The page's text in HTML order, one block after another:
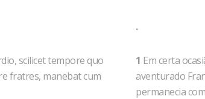
scilicet tempore quo
fratres, manebat cum
.
1 Em certa
aventurado
permanecia